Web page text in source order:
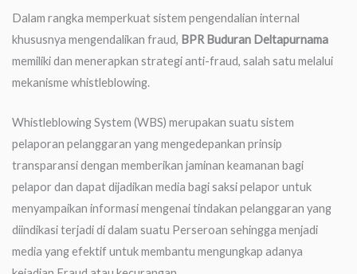
Dalam rangka memperkuat sistem pengendalian internal
khususnya mengendalikan fraud, BPR Buduran Deltapurnama
memiliki dan menerapkan strategi anti-fraud, salah satu melalui
mekanisme whistleblowing.
Whistleblowing System (WBS) merupakan suatu sistem
pelaporan pelanggaran yang mengedepankan prinsip
transparansi dengan memberikan jaminan keamanan bagi
pelapor dan dapat dijadikan media bagi saksi pelapor untuk
menyampaikan informasi mengenai tindakan pelanggaran yang
diindikasi terjadi di dalam suatu Perseroan sehingga menjadi
media yang efektif untuk membantu mengungkap adanya